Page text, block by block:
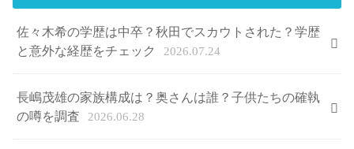
佐々木希の学歴は中卒？秋田でスカウトされた？学歴
と意外な経歴をチェック
2026.07.24
長嶋茂雄の家族構成は？奥さんは誰？子供たちの確執
の噂を調査
2026.06.28